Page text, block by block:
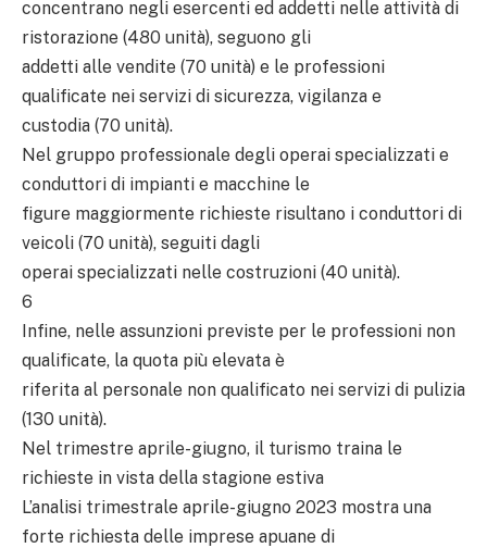
concentrano negli esercenti ed addetti nelle attività di
ristorazione (480 unità), seguono gli
addetti alle vendite (70 unità) e le professioni
qualificate nei servizi di sicurezza, vigilanza e
custodia (70 unità).
Nel gruppo professionale degli operai specializzati e
conduttori di impianti e macchine le
figure maggiormente richieste risultano i conduttori di
veicoli (70 unità), seguiti dagli
operai specializzati nelle costruzioni (40 unità).
6
Infine, nelle assunzioni previste per le professioni non
qualificate, la quota più elevata è
riferita al personale non qualificato nei servizi di pulizia
(130 unità).
Nel trimestre aprile-giugno, il turismo traina le
richieste in vista della stagione estiva
L’analisi trimestrale aprile-giugno 2023 mostra una
forte richiesta delle imprese apuane di